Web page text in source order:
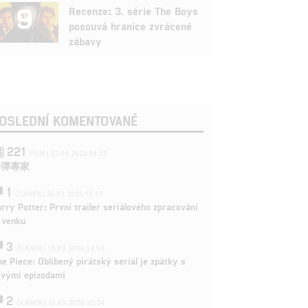
9
Recenze: 3. série The Boys
posouvá hranice zvrácené
zábavy
KOMENTOVANÉ
221
專家
1
Potter: První trailer seriálového zpracování
3
Piece: Oblíbený pirátský seriál je zpátky s
epizodami
2